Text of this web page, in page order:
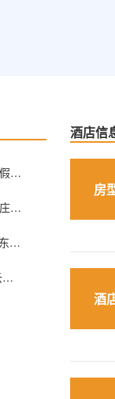
启东竹臻度假公寓
南通九华山庄花园酒店
速8酒店(启东汽车总站店)
如家派柏·云酒店（南通南大街八仙城店）
酒店信
房
酒